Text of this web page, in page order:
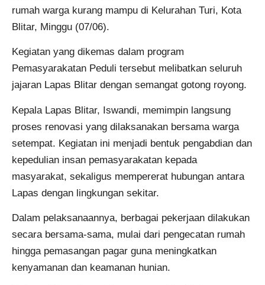
rumah warga kurang mampu di Kelurahan Turi, Kota
Blitar, Minggu (07/06).
Kegiatan yang dikemas dalam program
Pemasyarakatan Peduli tersebut melibatkan seluruh
jajaran Lapas Blitar dengan semangat gotong royong.
Kepala Lapas Blitar, Iswandi, memimpin langsung
proses renovasi yang dilaksanakan bersama warga
setempat. Kegiatan ini menjadi bentuk pengabdian dan
kepedulian insan pemasyarakatan kepada
masyarakat, sekaligus mempererat hubungan antara
Lapas dengan lingkungan sekitar.
Dalam pelaksanaannya, berbagai pekerjaan dilakukan
secara bersama-sama, mulai dari pengecatan rumah
hingga pemasangan pagar guna meningkatkan
kenyamanan dan keamanan hunian.